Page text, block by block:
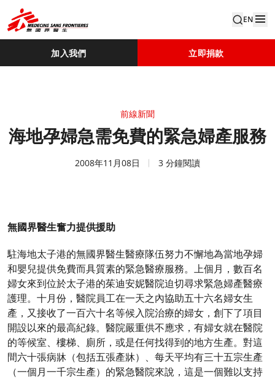
EN
加入我們 立即捐款
前線新聞
海地孕婦急需免費的緊急婦產服務
2008年11月08日 3 分鐘閱讀
無國界醫生奮力提供援助
駐海地太子港的無國界醫生醫療隊伍努力不懈地為當地孕婦
和嬰兒提供免費而具質素的緊急醫療服務。上個月，數百名
婦女來到位於太子港的茱迪安妮醫院迫切尋求緊急婦產醫療
護理。十月份，醫院員工在一天之內協助五十六名婦女生
產，又接收了一百六十名等候入院治療的婦女，創下了項目
開設以來的最高紀錄。醫院嚴重供不應求，有婦女就在醫院
的等候室、樓梯、廁所，或是任何找得到的地方生產。對這
間六十張病牀（包括五張產牀）、每天平均有三十五宗生產
（一個月一千宗生產）的緊急醫院來說，這是一個難以支持